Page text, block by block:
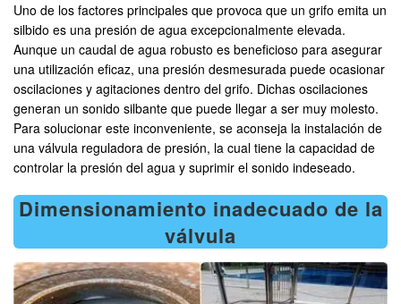
Uno de los factores principales que provoca que un grifo emita un
silbido es una presión de agua excepcionalmente elevada.
Aunque un caudal de agua robusto es beneficioso para asegurar
una utilización eficaz, una presión desmesurada puede ocasionar
oscilaciones y agitaciones dentro del grifo. Dichas oscilaciones
generan un sonido silbante que puede llegar a ser muy molesto.
Para solucionar este inconveniente, se aconseja la instalación de
una válvula reguladora de presión, la cual tiene la capacidad de
controlar la presión del agua y suprimir el sonido indeseado.
Dimensionamiento inadecuado de la
válvula